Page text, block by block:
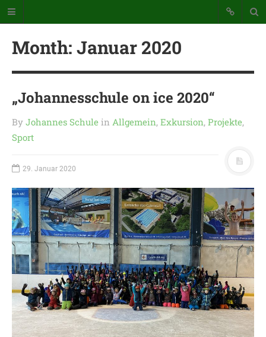
Katholische Grundschule der
Stadt Warstein
STARTSEITE
WICHTIGES AUS UNSERER
SCHULE
UNSER SCHULTAG
KONTAKT
SDUI
TERMINE
ELTERNBETEILIGUNG-
UND MITWIRKUNG
Month: Januar 2020
„Johannesschule on ice 2020“
By Johannes Schule in Allgemein, Exkursion, Projekte,
Sport
29. Januar 2020